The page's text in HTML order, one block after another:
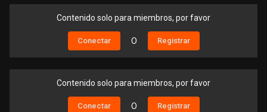
Contenido solo para miembros, por favor
Conectar O Registrar
Contenido solo para miembros, por favor
Conectar O Registrar